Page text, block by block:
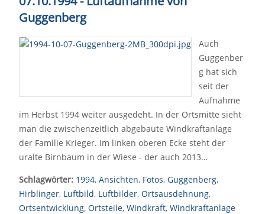
Guggenberg
Auch
Guggenber
g hat sich
seit der
Aufnahme
im Herbst 1994 weiter ausgedeht. In der Ortsmitte sieht
man die zwischenzeitlich abgebaute Windkraftanlage
der Familie Krieger. Im linken oberen Ecke steht der
uralte Birnbaum in der Wiese - der auch 2013…
Schlagwörter: 1994, Ansichten, Fotos, Guggenberg,
Hirblinger, Luftbild, Luftbilder, Ortsausdehnung,
Ortsentwicklung, Ortsteile, Windkraft, Windkraftanlage